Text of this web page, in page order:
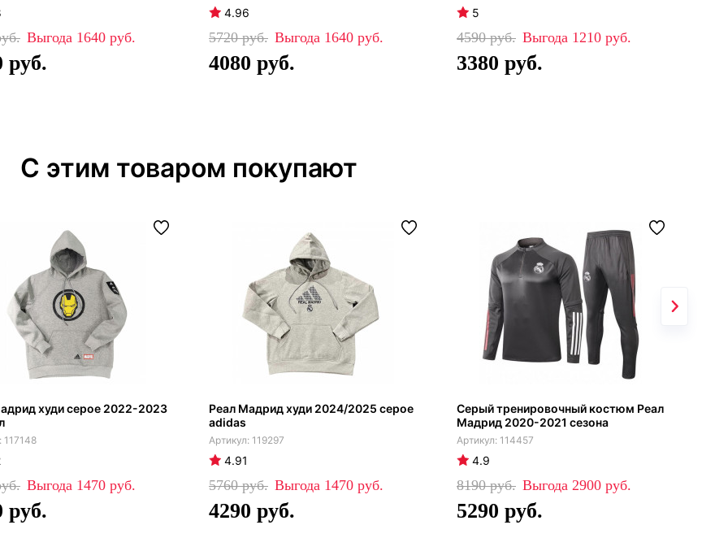
1640
4.96
5720 1640
4080
5
4590 1210
3380
С этим товаром покупают
худи серое 2022-2023
117148
1470
Реал Мадрид худи 2024/2025 серое
adidas
119297
4.91
5760 1470
4290
Серый тренировочный костюм Реал
Мадрид 2020-2021 сезона
114457
4.9
8190 2900
5290